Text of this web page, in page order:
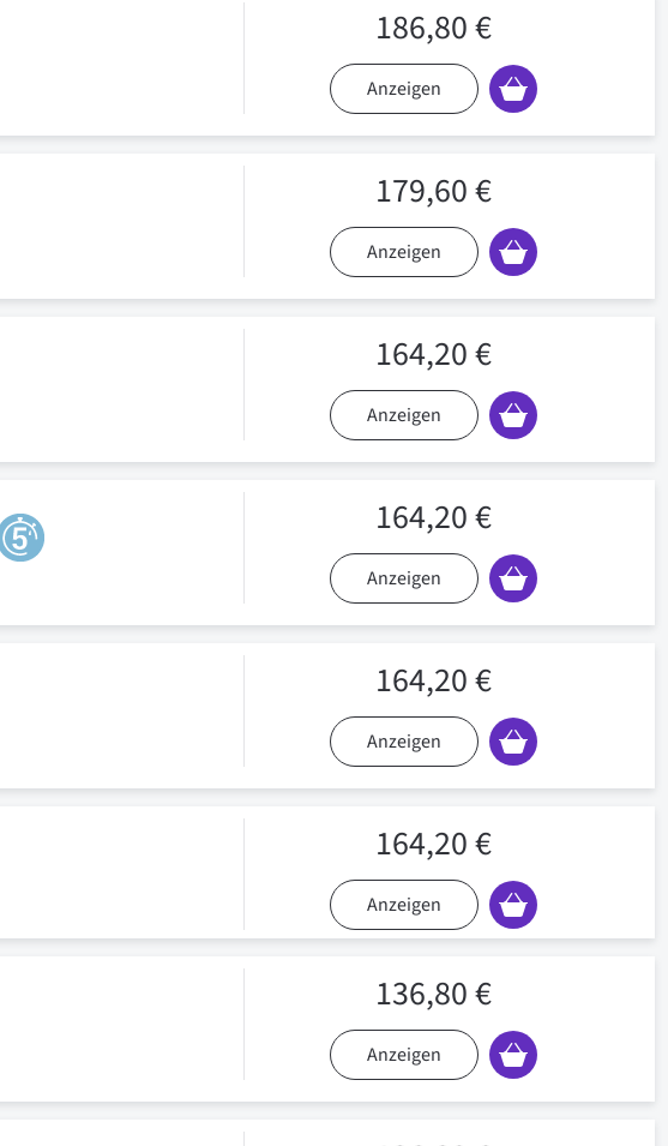
186,80 €
Anzeigen
179,60 €
Anzeigen
164,20 €
Anzeigen
164,20 €
Anzeigen
164,20 €
Anzeigen
164,20 €
Anzeigen
136,80 €
Anzeigen